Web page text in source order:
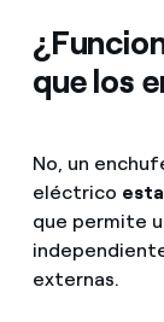
que los
No, un
eléctrico
que permite
externas.